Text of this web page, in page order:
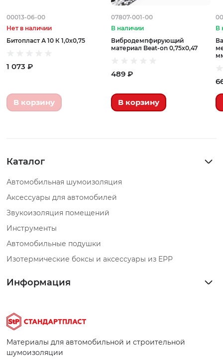
00013-06-00
Нет в наличии
Битопласт А 10 К 1,0х0,75
1 073 ₽
В корзину
07807-001-00
В наличии
Вибродемпфирующий
материал Beat-on 0,75х0,47
489 ₽
В корзину
В
Каталог
Автомобильная шумоизоляция
Аксессуары для автомобилей
Звукоизоляция помещений
Инструменты
Автомобильные подушки
Изотермические боксы и аксессуары из EPP
Информация
Материалы для автомобильной и строительной
шумоизоляции